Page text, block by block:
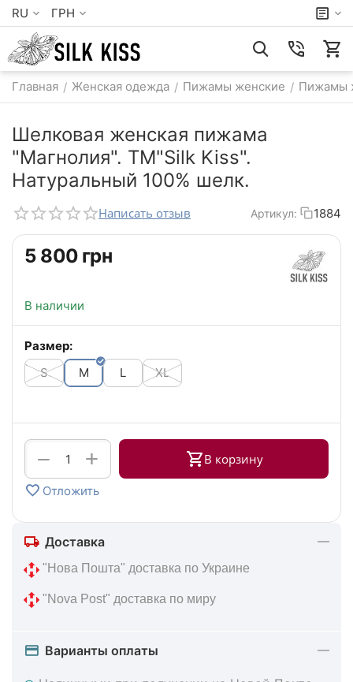
RU ГРН
Главная / Женская одежда / Пижамы женские / Пижамы
Шелковая женская пижама
"Магнолия". TM"Silk Kiss".
Натуральный 100% шелк.
Написать отзыв Артикул: 1884
‍5 800‍ грн
В наличии
Размер:
S
M L XL
+
− В корзину
Отложить
Доставка
"Нова Пошта" доставка по Украине
"Nova Post" доставка по миру
Варианты оплаты